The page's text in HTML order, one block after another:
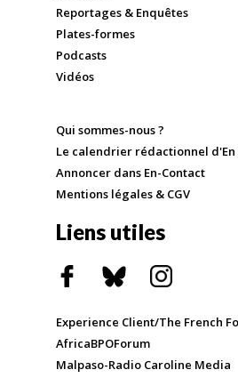
Reportages & Enquêtes
Plates-formes
Podcasts
Vidéos
Qui sommes-nous ?
Le calendrier rédactionnel d'En
Annoncer dans En-Contact
Mentions légales & CGV
Liens utiles
Experience Client/The French
AfricaBPOForum
Malpaso-Radio Caroline Media